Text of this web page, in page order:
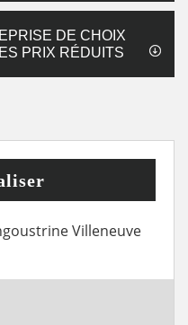
DE CHOIX
PRIX RÉDUITS
Villeneuve